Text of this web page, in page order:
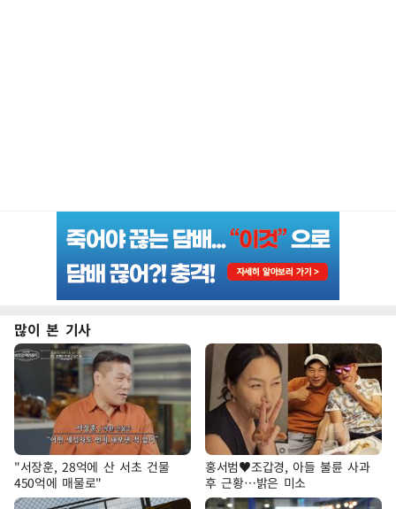
많이 본 기사
"서장훈, 28억에 산 서초 건물
450억에 매물로"
홍서범♥조갑경, 아들 불륜 사과
후 근황…밝은 미소